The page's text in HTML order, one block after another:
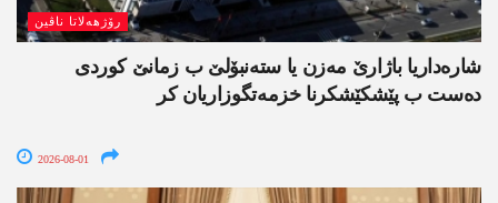
رۆژھەلاتا ناڤین
شارەداریا باژارێ مەزن یا ستەنبۆلێ ب زمانێ کوردی
دەست ب پێشکێشکرنا خزمەتگوزاریان کر
2026-08-01